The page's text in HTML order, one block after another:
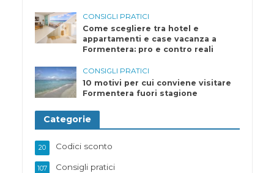
CONSIGLI PRATICI
Come scegliere tra hotel e
appartamenti e case vacanza a
Formentera: pro e contro reali
CONSIGLI PRATICI
10 motivi per cui conviene visitare
Formentera fuori stagione
Categorie
Codici sconto
20
Consigli pratici
107